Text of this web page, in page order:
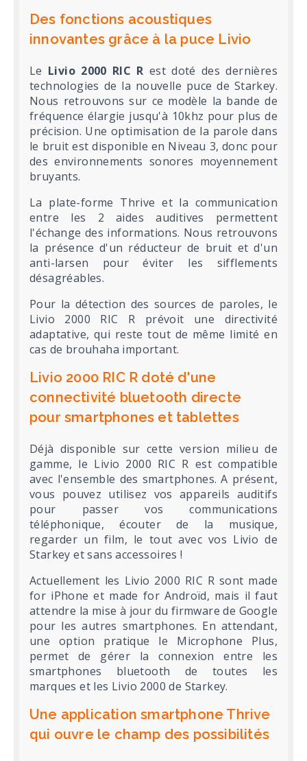
Des fonctions acoustiques
innovantes grâce à la puce Livio
Le Livio 2000 RIC R est doté des dernières
technologies de la nouvelle puce de Starkey.
Nous retrouvons sur ce modèle la bande de
fréquence élargie jusqu'à 10khz pour plus de
précision. Une optimisation de la parole dans
le bruit est disponible en Niveau 3, donc pour
des environnements sonores moyennement
bruyants.
La plate-forme Thrive et la communication
entre les 2 aides auditives permettent
l'échange des informations. Nous retrouvons
la présence d'un réducteur de bruit et d'un
anti-larsen pour éviter les sifflements
désagréables.
Pour la détection des sources de paroles, le
Livio 2000 RIC R prévoit une directivité
adaptative, qui reste tout de même limité en
cas de brouhaha important.
Livio 2000 RIC R doté d'une
connectivité bluetooth directe
pour smartphones et tablettes
Déjà disponible sur cette version milieu de
gamme, le Livio 2000 RIC R est compatible
avec l'ensemble des smartphones. A présent,
vous pouvez utilisez vos appareils auditifs
pour passer vos communications
téléphonique, écouter de la musique,
regarder un film, le tout avec vos Livio de
Starkey et sans accessoires !
Actuellement les Livio 2000 RIC R sont made
for iPhone et made for Androïd, mais il faut
attendre la mise à jour du firmware de Google
pour les autres smartphones. En attendant,
une option pratique le Microphone Plus,
permet de gérer la connexion entre les
smartphones bluetooth de toutes les
marques et les Livio 2000 de Starkey.
Une application smartphone Thrive
qui ouvre le champ des possibilités